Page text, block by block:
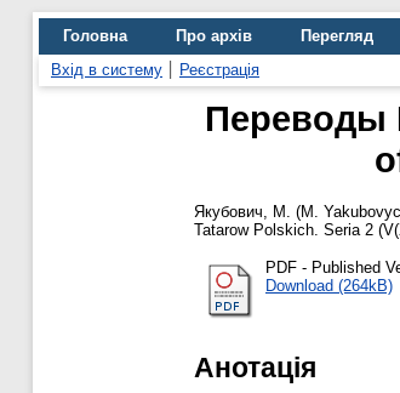
Головна Про архів Перегляд
Вхід в систему
Реєстрація
Переводы
Якубович, М. (M.
Tatarow Polskich. Seria 2
PDF - Published
Download (264kB)
Анотація